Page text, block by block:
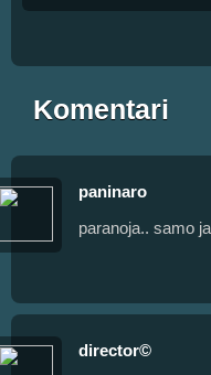
Komentari
paninaro
paranoja.. samo
director©